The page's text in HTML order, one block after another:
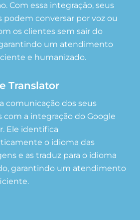
Com essa integração, seus
podem conversar por voz ou
os clientes sem sair do
um atendimento
e humanizado.
Translator
comunicação dos seus
com a integração do Google
Ele identifica
o idioma das
e as traduz para o idioma
garantindo um atendimento